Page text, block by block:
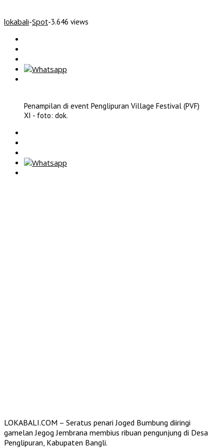
lokabali-Spot-3.646 views
Penampilan di event Penglipuran Village Festival (PVF)
XI - foto: dok.
LOKABALI.COM – Seratus penari Joged Bumbung diiringi
gamelan Jegog Jembrana membius ribuan pengunjung di Desa
Penglipuran, Kabupaten Bangli.